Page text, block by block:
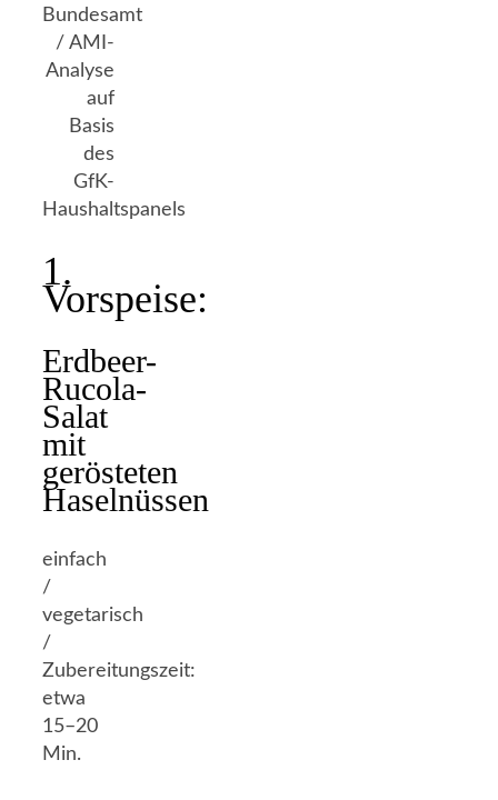
Bundesamt
/ AMI-
Analyse
auf
Basis
des
GfK-
Haushaltspanels
1.
Vorspeise:
Erdbeer-
Rucola-
Salat
mit
gerösteten
Haselnüssen
einfach
/
vegetarisch
/
Zubereitungszeit:
etwa
15–20
Min.